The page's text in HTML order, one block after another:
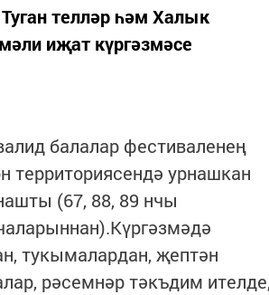
телләр һәм Халык
иҗат күргәзмәсе
балалар фестиваленең
территориясендә урнашкан
(67, 88, 89 нчы
тукымалардан, җептән
рәсемнәр тәкъдим